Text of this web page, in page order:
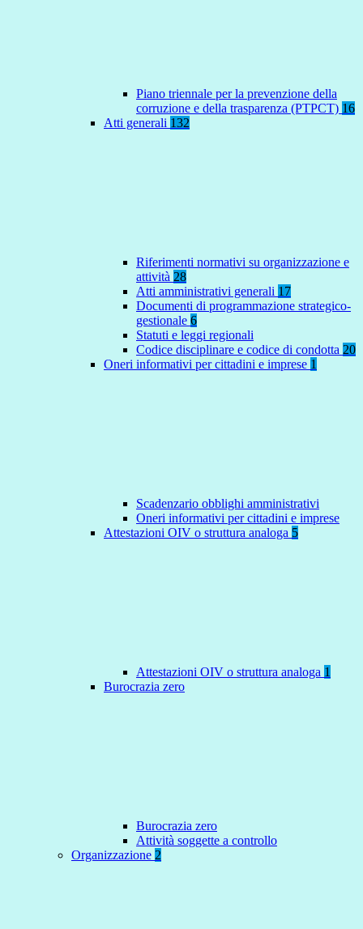
Piano triennale per la prevenzione della
corruzione e della trasparenza (PTPCT) 16
Atti generali 132
Riferimenti normativi su organizzazione e
attività 28
Atti amministrativi generali 17
Documenti di programmazione strategico-
gestionale 6
Statuti e leggi regionali
Codice disciplinare e codice di condotta 20
Oneri informativi per cittadini e imprese 1
Scadenzario obblighi amministrativi
Oneri informativi per cittadini e imprese
Attestazioni OIV o struttura analoga 5
Attestazioni OIV o struttura analoga 1
Burocrazia zero
Burocrazia zero
Attività soggette a controllo
Organizzazione 2